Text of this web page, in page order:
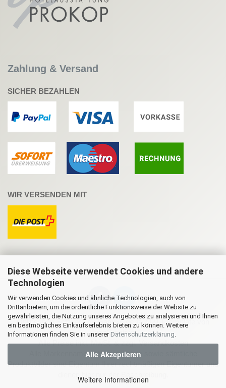
Diese Webseite verwendet Cookies und andere
Technologien
Wir verwenden Cookies und ähnliche Technologien, auch von
Drittanbietern, um die ordentliche Funktionsweise der Website zu
gewährleisten, die Nutzung unseres Angebotes zu analysieren und Ihnen
ein bestmögliches Einkaufserlebnis bieten zu können. Weitere
Informationen finden Sie in unsererDatenschutzerklärung.
Alle Akzeptieren
Weitere Informationen
Zahlung & Versand
SICHER BEZAHLEN
WIR VERSENDEN MIT
Onlineshop Softwareby Gambio.de © 2021 | Template von
JungCreative.
Alle Preise inkl. MwSt. & zzgl. Versandkosten
Alle Markennamen, Warenzeichen sowie sämtliche
Produktbilder sind Eigentum Ihrer rechtmäßigen Eigentümer und